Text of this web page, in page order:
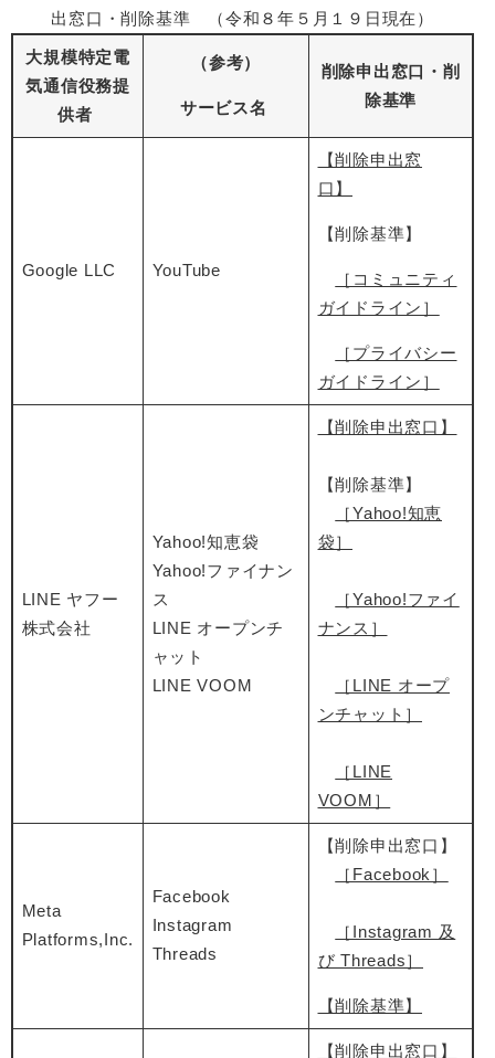
出窓口・削除基準 （令和８年５月１９日現在）
大規模特定電
気通信役務提
供者
（参考）
サービス名
削除申出窓口・削
除基準
Google LLC YouTube
【削除申出窓
口】
【削除基準】
［コミュニティ
ガイドライン］
［プライバシー
ガイドライン］
LINE ヤフー
株式会社
Yahoo!知恵袋
Yahoo!ファイナン
ス
LINE オープンチ
ャット
LINE VOOM
【削除申出窓口】
【削除基準】
［Yahoo!知恵
袋］
［Yahoo!ファイ
ナンス］
［LINE オープ
ンチャット］
［LINE
VOOM］
Meta
Platforms,Inc.
Facebook
Instagram
Threads
【削除申出窓口】
［Facebook］
［Instagram 及
び Threads］
【削除基準】
【削除申出窓口】